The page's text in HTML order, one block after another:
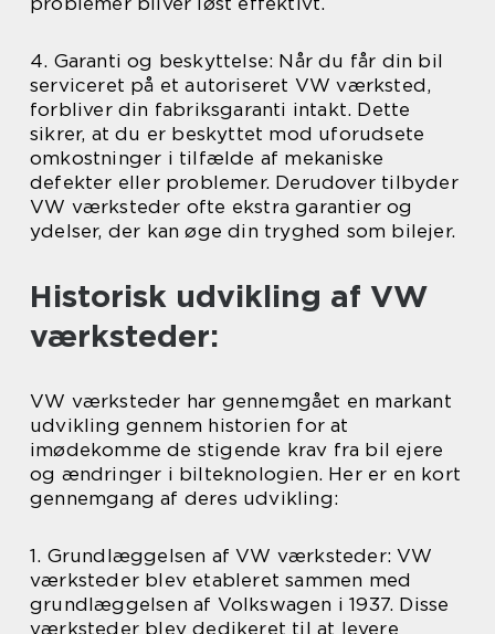
4. Garanti og beskyttelse: Når du får din bil
serviceret på et autoriseret VW værksted,
forbliver din fabriksgaranti intakt. Dette
sikrer, at du er beskyttet mod uforudsete
omkostninger i tilfælde af mekaniske
defekter eller problemer. Derudover tilbyder
VW værksteder ofte ekstra garantier og
ydelser, der kan øge din tryghed som bilejer.
Historisk udvikling af VW
værksteder:
VW værksteder har gennemgået en markant
udvikling gennem historien for at
imødekomme de stigende krav fra bil ejere
og ændringer i bilteknologien. Her er en kort
gennemgang af deres udvikling:
1. Grundlæggelsen af VW værksteder: VW
værksteder blev etableret sammen med
grundlæggelsen af Volkswagen i 1937. Disse
værksteder blev dedikeret til at levere